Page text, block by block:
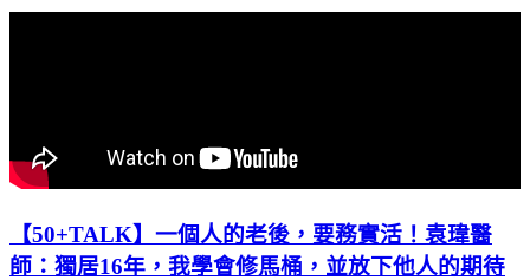
【50+TALK】一個人的老後，要務實活！袁瑋醫
師：獨居16年，我學會修馬桶，並放下他人的期待